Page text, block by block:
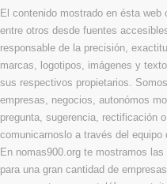
El contenido mostrado en ésta
entre otros desde fuentes
responsable de la precisión,
marcas, logotipos, imágenes y
sus respectivos propietarios.
empresas, negocios, autonómos
pregunta, sugerencia, rectificación
comunicarnoslo a través del equipo
En nomas900.org te mostramos
para una gran cantidad de